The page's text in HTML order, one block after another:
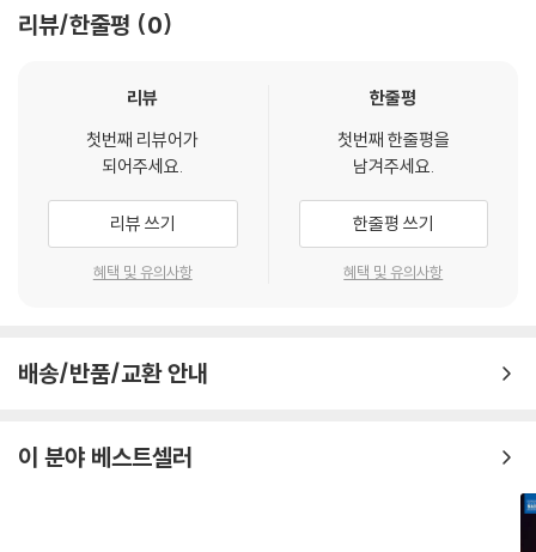
리뷰/한줄평 0
리뷰
첫번째 리뷰어가
되어주세요.
리뷰 쓰기
혜택 및 유의사항
한줄평
첫번째 한줄평을
남겨주세요.
한줄평 쓰기
혜택 및 유의사항
배송/반품/교환 안내
이 분야 베스트셀러